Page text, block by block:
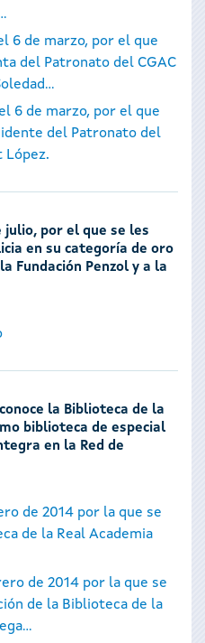
6 de marzo, por el que
del Patronato del CGAC
6 de marzo, por el que
del Patronato del
López.
julio, por el que se les
en su categoría de oro
Fundación Penzol y a la
la Biblioteca de la
biblioteca de especial
en la Red de
de 2014 por la que se
de la Real Academia
de 2014 por la que se
de la Biblioteca de la